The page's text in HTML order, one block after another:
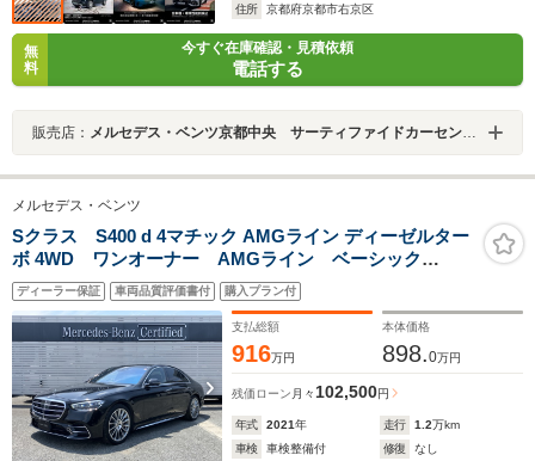
住所
京都府京都市右京区
無
料
今すぐ在庫確認・見積依頼
電話する
販売店： メルセデス・ベンツ京都中央 サーティファイドカーセンター
メルセデス・ベンツ
Sクラス S400 d 4マチック AMGライン ディーゼルター
ボ 4WD ワンオーナー AMGライン ベーシック
PKG レザーエクスクルーシブ 3Dコックピット シー
トベンチレーション ブルメスターサラウンド レーダ
ーセーフティ 電動リアゲート
ディーラー保証 車両品質評価書付 購入プラン付
支払総額
916万円
本体価格
898.0万円
残価ローン 月々 102,500円
年式 2021年 走行 1.2万km
車検
車検整備付 修復
なし